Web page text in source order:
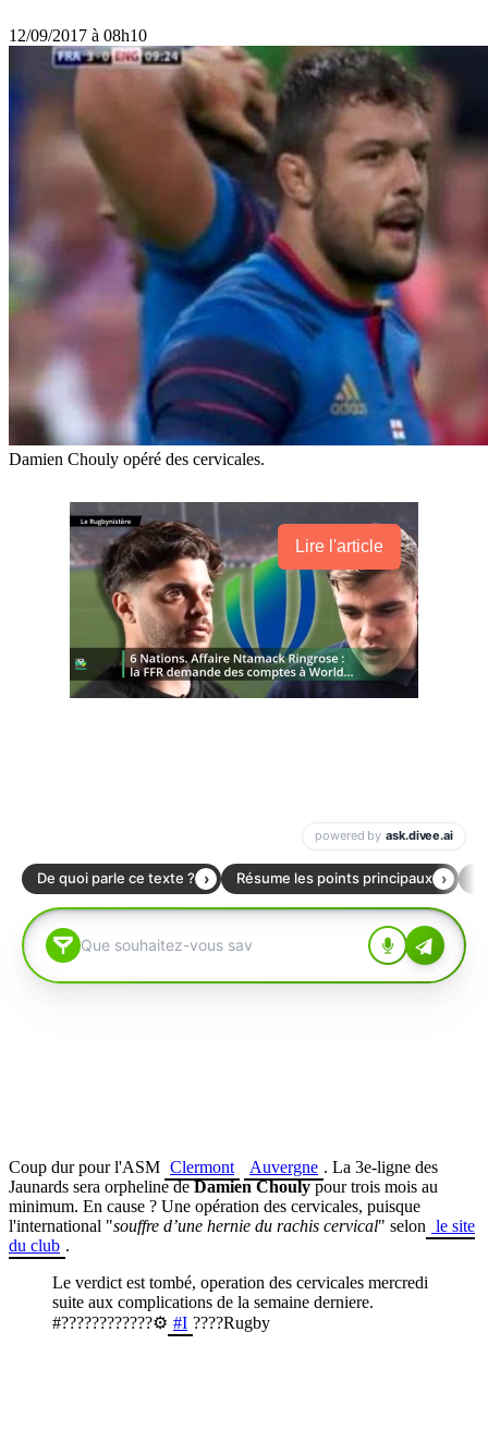
12/09/2017 à 08h10
Damien Chouly opéré des cervicales.
Lire l'article
Coup dur pour l'ASM Clermont Auvergne . La 3e-ligne des
Jaunards sera orpheline deDamien Choulypour trois mois au
minimum. En cause ? Une opération des cervicales, puisque
l'international "souffre d’une hernie du rachis cervical" selon le site
du club .
Le verdict est tombé, operation des cervicales mercredi
suite aux complications de la semaine derniere.
#????????????⚙️ #I ????Rugby